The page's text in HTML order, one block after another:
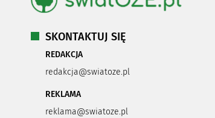
SKONTAKTUJ SIĘ
REDAKCJA
redakcja@swiatoze.pl
REKLAMA
reklama@swiatoze.pl